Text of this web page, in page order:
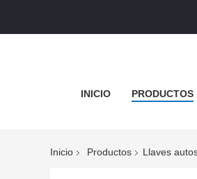
INICIO PRODUCTOS
Inicio Productos Llaves